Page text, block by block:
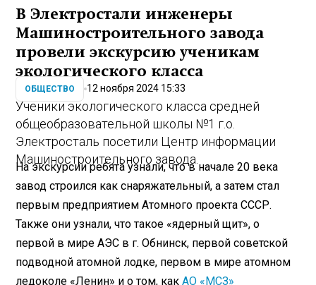
В Электростали инженеры
Машиностроительного завода
провели экскурсию ученикам
экологического класса
ОБЩЕСТВО 12 ноября 2024 15:33
Ученики экологического класса средней
общеобразовательной школы №1 г.о.
Электросталь посетили Центр информации
Машиностроительного завода.
На экскурсии ребята узнали, что в начале 20 века
завод строился как снаряжательный, а затем стал
первым предприятием Атомного проекта СССР.
Также они узнали, что такое «ядерный щит», о
первой в мире АЭС в г. Обнинск, первой советской
подводной атомной лодке, первом в мире атомном
ледоколе «Ленин» и о том, какАО «МСЗ»